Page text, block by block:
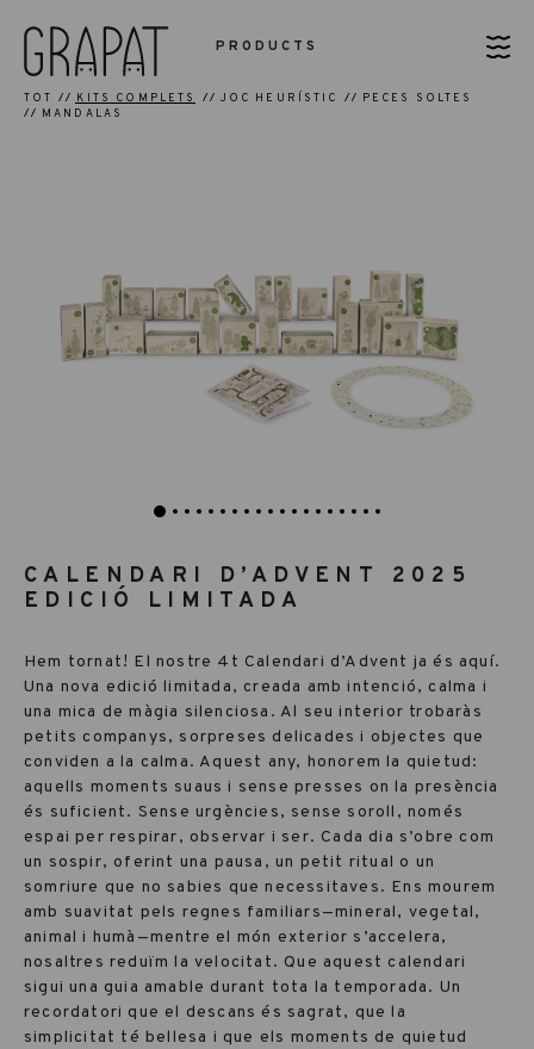
PRODUCTS
TOT KITS COMPLETS JOC HEURÍSTIC
PECES SOLTES
MANDALAS
CALENDARI D’ADVENT 2025
EDICIÓ LIMITADA
Hem tornat! El nostre 4t Calendari d’Advent ja és aquí.
Una nova edició limitada, creada amb intenció, calma i
una mica de màgia silenciosa. Al seu interior trobaràs
petits companys, sorpreses delicades i objectes que
conviden a la calma. Aquest any, honorem la quietud:
aquells moments suaus i sense presses on la presència
és suficient. Sense urgències, sense soroll, només
espai per respirar, observar i ser. Cada dia s’obre com
un sospir, oferint una pausa, un petit ritual o un
somriure que no sabies que necessitaves. Ens mourem
amb suavitat pels regnes familiars—mineral, vegetal,
animal i humà—mentre el món exterior s’accelera,
nosaltres reduïm la velocitat. Que aquest calendari
sigui una guia amable durant tota la temporada. Un
recordatori que el descans és sagrat, que la
simplicitat té bellesa i que els moments de quietud